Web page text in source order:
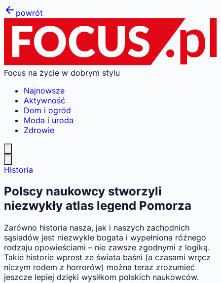
powrót
Focus na życie w dobrym stylu
Najnowsze
Aktywność
Dom i ogród
Moda i uroda
Zdrowie
Historia
Polscy naukowcy stworzyli
niezwykły atlas legend Pomorza
Zarówno historia nasza, jak i naszych zachodnich
sąsiadów jest niezwykle bogata i wypełniona różnego
rodzaju opowieściami – nie zawsze zgodnymi z logiką.
Takie historie wprost ze świata baśni (a czasami wręcz
niczym rodem z horrorów) można teraz zrozumieć
jeszcze lepiej dzięki wysiłkom polskich naukowców.